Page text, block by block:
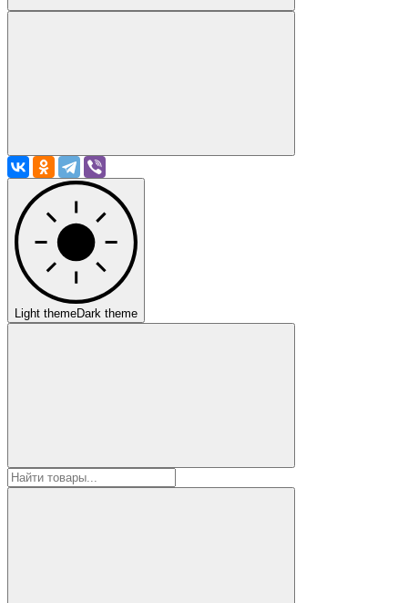
Light themeDark theme